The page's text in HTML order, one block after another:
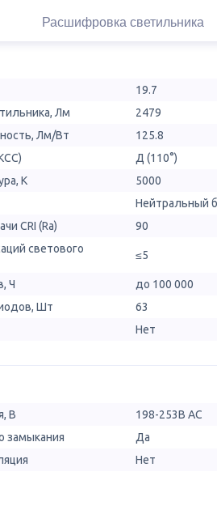
Расшифровка светильника
19.7
Лм
2479
Лм/Вт
125.8
Д (110°)
К
5000
Нейтральный
CRI (Ra)
90
светового
≤5
Ч
до 100 000
Шт
63
Нет
В
198-253В AC
замыкания
Да
Нет